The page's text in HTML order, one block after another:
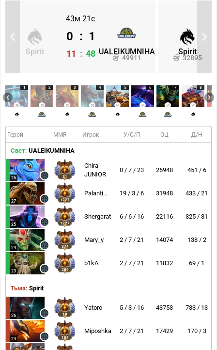
43м 21с
Spirit UALEIKUMNIHA
49911
0 : 1
11 : 48 Spirit
32895
1 2 3 4 5 6 7 8
Герой MMR Игрок У/С/П ОЦ Д/Н
Свет: UALEIKUMNIHA
26 31
Chira
JUNIOR
0 / 7 / 23 26948 451 / 6
27 1227
Palantimos 19 / 3 / 6 31948 433 / 21
25 1227
Shergarat 6 / 6 / 16 22116 325 / 31
24 374
Mary_y 2 / 7 / 21 14074 138 / 2
23 289
b1kA 2 / 7 / 21 11832 69 / 1
Тьма: Spirit
26 19
Yatoro 5 / 3 / 16 43753 733 / 13
24 104
Miposhka 2 / 7 / 21 17429 170 / 3